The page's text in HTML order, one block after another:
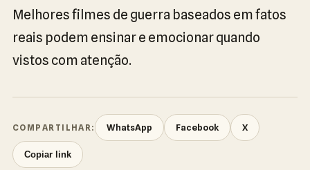
Melhores filmes de guerra baseados em fatos
reais podem ensinar e emocionar quando
vistos com atenção.
COMPARTILHAR: WhatsApp Facebook X
Copiar link